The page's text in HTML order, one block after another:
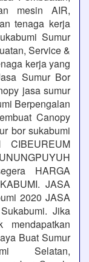
mesin AIR,
tenaga kerja
Sumur
Service &
kerja yang
Sumur Bor
jasa sumur
Berpengalan
Canopy
bor sukabumi
HARGA
JASA
2020 JASA
Jika
mendapatkan
Buat Sumur
Selatan,